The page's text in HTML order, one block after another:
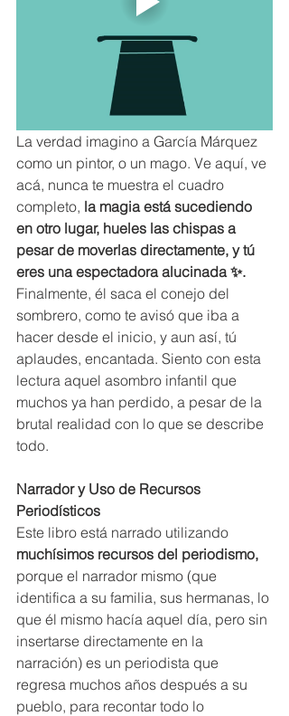
La verdad imagino a García Márquez
como un pintor, o un mago. Ve aquí, ve
acá, nunca te muestra el cuadro
completo, la magia está sucediendo
en otro lugar, hueles las chispas a
pesar de moverlas directamente, y tú
eres una espectadora alucinada ✨.
Finalmente, él saca el conejo del
sombrero, como te avisó que iba a
hacer desde el inicio, y aun así, tú
aplaudes, encantada. Siento con esta
lectura aquel asombro infantil que
muchos ya han perdido, a pesar de la
brutal realidad con lo que se describe
todo.
Narrador y Uso de Recursos
Periodísticos
Este libro está narrado utilizando
muchísimos recursos del periodismo,
porque el narrador mismo (que
identifica a su familia, sus hermanas, lo
que él mismo hacía aquel día, pero sin
insertarse directamente en la
narración) es un periodista que
regresa muchos años después a su
pueblo, para recontar todo lo